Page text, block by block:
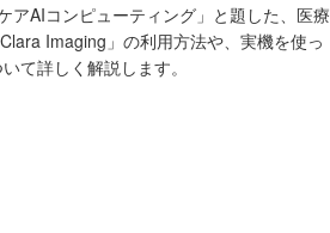
AIコンピューティング」と題した、医療
Imaging」の利用方法や、実機を使っ
て詳しく解説します。